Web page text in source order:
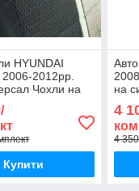
HYUNDAI
2012рр.
Чохли на
Купити
на
4
4